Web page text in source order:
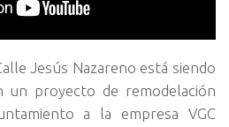
Jesús Nazareno está siendo
un proyecto de remodelación
a la empresa VGC